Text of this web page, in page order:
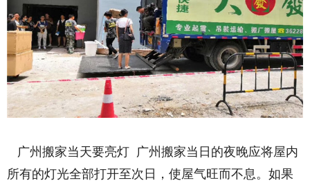
广州搬家当天要亮灯 广州搬家当日的夜晚应将屋内
所有的灯光全部打开至次日，使屋气旺而不息。如果